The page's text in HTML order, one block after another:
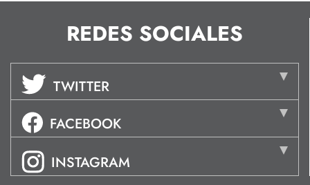
REDES SOCIALES
TWITTER
FACEBOOK
INSTAGRAM